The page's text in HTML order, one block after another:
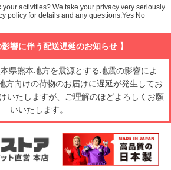
影響に伴う配送遅延のお知らせ 】
県熊本地方を震源とする地震の影響によ
方向けの荷物のお届けに遅延が発生してお
いたしますが、ご理解のほどよろしくお願
いいたします。
your activities? We take your privacy very seriously.
policy for details and any questions.Yes No